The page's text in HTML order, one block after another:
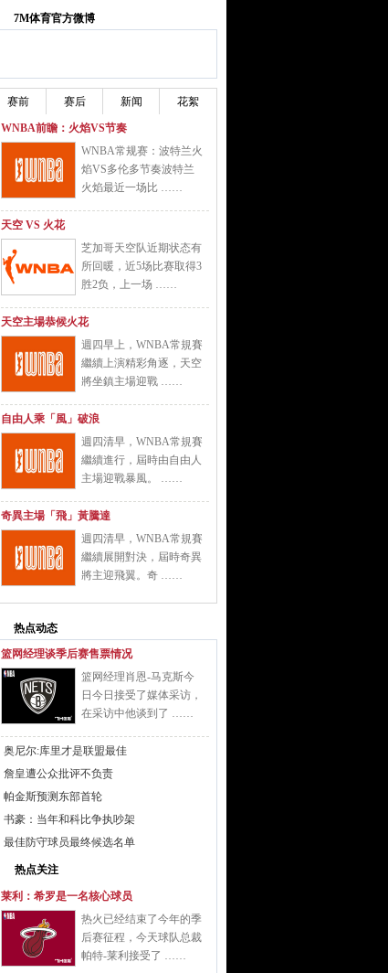
7M体育官方微博
赛前 赛后 新闻 花絮
WNBA前瞻：火焰VS节奏
WNBA常规赛：波特兰火
焰VS多伦多节奏波特兰
火焰最近一场比 ……
天空 VS 火花
芝加哥天空队近期状态有
所回暖，近5场比赛取得3
胜2负，上一场 ……
天空主場恭候火花
週四早上，WNBA常規賽
繼續上演精彩角逐，天空
將坐鎮主場迎戰 ……
自由人乘「風」破浪
週四清早，WNBA常規賽
繼續進行，屆時由自由人
主場迎戰暴風。 ……
奇異主場「飛」黃騰達
週四清早，WNBA常規賽
繼續展開對決，屆時奇異
將主迎飛翼。奇 ……
热点动态
篮网经理谈季后赛售票情况
篮网经理肖恩-马克斯今
日今日接受了媒体采访，
在采访中他谈到了 ……
奥尼尔:库里才是联盟最佳
詹皇遭公众批评不负责
帕金斯预测东部首轮
书豪：当年和科比争执吵架
最佳防守球员最终候选名单
热点关注
莱利：希罗是一名核心球员
热火已经结束了今年的季
后赛征程，今天球队总裁
帕特-莱利接受了 ……